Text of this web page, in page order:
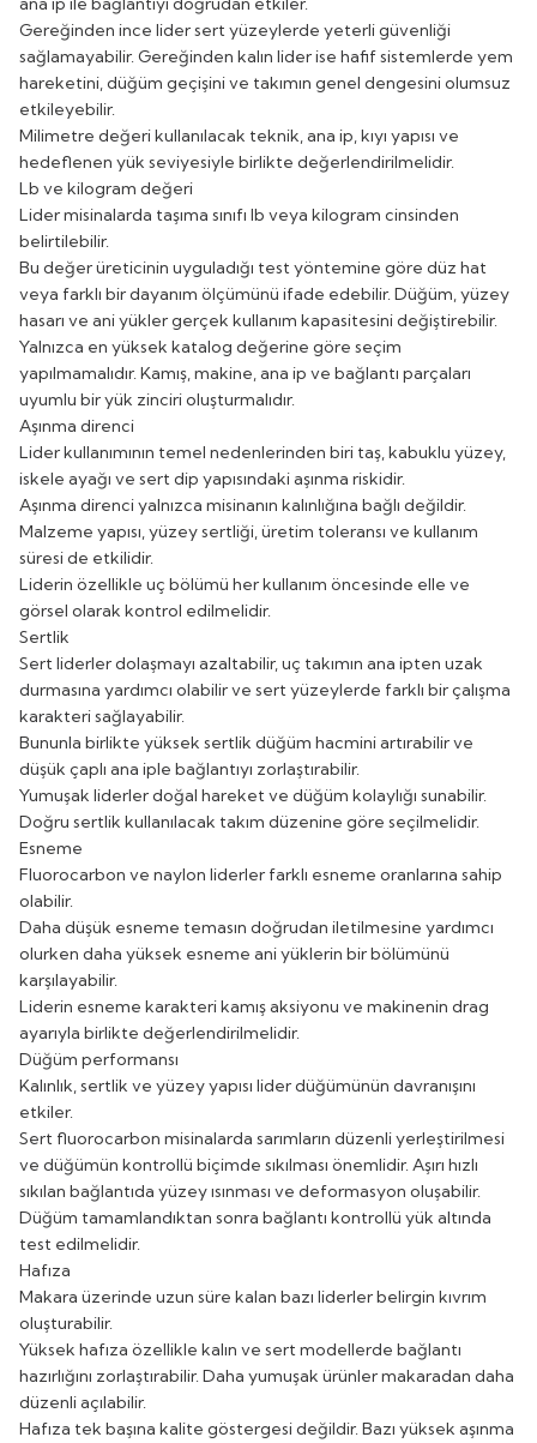
Gereğinden ince lider sert yüzeylerde yeterli güvenliği
sağlamayabilir. Gereğinden kalın lider ise hafif sistemlerde yem
hareketini, düğüm geçişini ve takımın genel dengesini olumsuz
etkileyebilir.
Milimetre değeri kullanılacak teknik, ana ip, kıyı yapısı ve
hedeflenen yük seviyesiyle birlikte değerlendirilmelidir.
Lb ve kilogram değeri
Lider misinalarda taşıma sınıfı lb veya kilogram cinsinden
belirtilebilir.
Bu değer üreticinin uyguladığı test yöntemine göre düz hat
veya farklı bir dayanım ölçümünü ifade edebilir. Düğüm, yüzey
hasarı ve ani yükler gerçek kullanım kapasitesini değiştirebilir.
Yalnızca en yüksek katalog değerine göre seçim
yapılmamalıdır. Kamış, makine, ana ip ve bağlantı parçaları
uyumlu bir yük zinciri oluşturmalıdır.
Aşınma direnci
Lider kullanımının temel nedenlerinden biri taş, kabuklu yüzey,
iskele ayağı ve sert dip yapısındaki aşınma riskidir.
Aşınma direnci yalnızca misinanın kalınlığına bağlı değildir.
Malzeme yapısı, yüzey sertliği, üretim toleransı ve kullanım
süresi de etkilidir.
Liderin özellikle uç bölümü her kullanım öncesinde elle ve
görsel olarak kontrol edilmelidir.
Sertlik
Sert liderler dolaşmayı azaltabilir, uç takımın ana ipten uzak
durmasına yardımcı olabilir ve sert yüzeylerde farklı bir çalışma
karakteri sağlayabilir.
Bununla birlikte yüksek sertlik düğüm hacmini artırabilir ve
düşük çaplı ana iple bağlantıyı zorlaştırabilir.
Yumuşak liderler doğal hareket ve düğüm kolaylığı sunabilir.
Doğru sertlik kullanılacak takım düzenine göre seçilmelidir.
Esneme
Fluorocarbon ve naylon liderler farklı esneme oranlarına sahip
olabilir.
Daha düşük esneme temasın doğrudan iletilmesine yardımcı
olurken daha yüksek esneme ani yüklerin bir bölümünü
karşılayabilir.
Liderin esneme karakteri kamış aksiyonu ve makinenin drag
ayarıyla birlikte değerlendirilmelidir.
Düğüm performansı
Kalınlık, sertlik ve yüzey yapısı lider düğümünün davranışını
etkiler.
Sert fluorocarbon misinalarda sarımların düzenli yerleştirilmesi
ve düğümün kontrollü biçimde sıkılması önemlidir. Aşırı hızlı
sıkılan bağlantıda yüzey ısınması ve deformasyon oluşabilir.
Düğüm tamamlandıktan sonra bağlantı kontrollü yük altında
test edilmelidir.
Hafıza
Makara üzerinde uzun süre kalan bazı liderler belirgin kıvrım
oluşturabilir.
Yüksek hafıza özellikle kalın ve sert modellerde bağlantı
hazırlığını zorlaştırabilir. Daha yumuşak ürünler makaradan daha
düzenli açılabilir.
Hafıza tek başına kalite göstergesi değildir. Bazı yüksek aşınma